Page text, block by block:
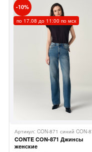
10
по 17.08 до 11:00 по мск
CONTE CON-871 Джинсы
женские